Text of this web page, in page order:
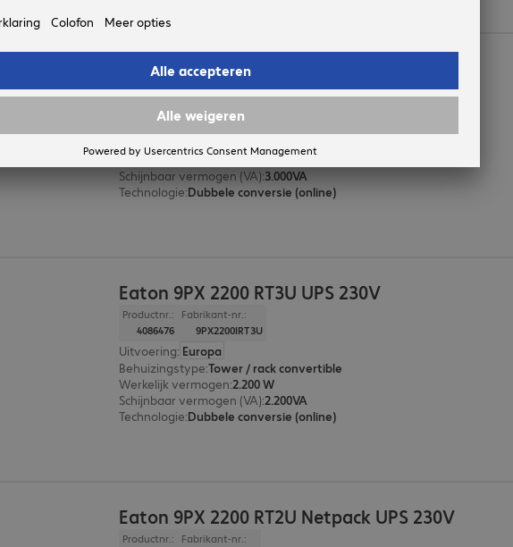
Eaton 9PX 3000 RT2U UPS 230V
Productnr.: Fabrikant-nr.:
Uitvoering: Europa
Werkelijk vermogen:3.000 W
Schijnbaar vermogen (VA):3.000VA
Technologie:Dubbele conversie (online)
Eaton 9PX 2200 RT3U UPS 230V
Productnr.:
4086476
Fabrikant-nr.:
9PX2200IRT3U
Uitvoering: Europa
Behuizingstype:Tower / rack convertible
Werkelijk vermogen:2.200 W
Schijnbaar vermogen (VA):2.200VA
Technologie:Dubbele conversie (online)
Eaton 9PX 2200 RT2U Netpack UPS 230V
Productnr.:
Fabrikant-nr.: